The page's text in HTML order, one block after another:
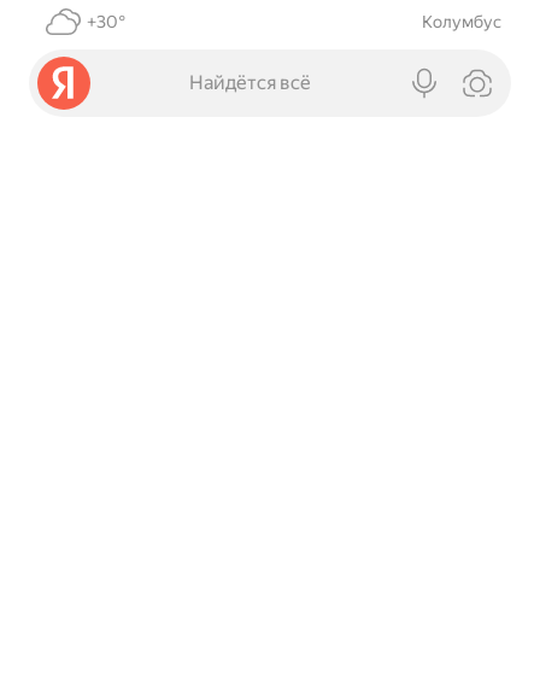
+30° Колумбус
Найдётся всё